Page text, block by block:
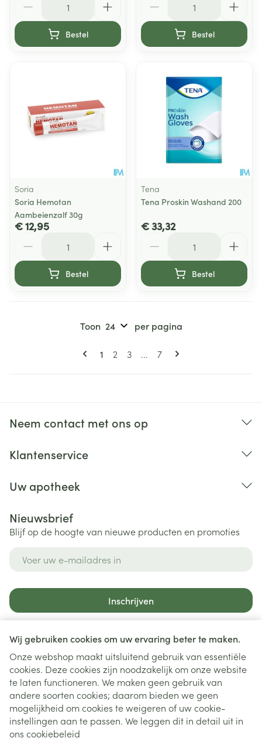
Wij gebruiken cookies om uw ervaring beter te maken.
Onze webshop maakt uitsluitend gebruik van essentiële
cookies. Deze cookies zijn noodzakelijk om onze website
te laten functioneren. We maken geen gebruik van
andere soorten cookies; daarom bieden we geen
mogelijkheid om cookies te weigeren of uw cookie-
instellingen aan te passen. We leggen dit in detail uit in
ons cookiebeleid
Bestel Bestel
Soria
Soria Hemotan
Aambeienzalf 30g
€ 12,95
Bestel
Tena
Tena Proskin Washand 200
€ 33,32
Bestel
Pagina's
U lees momenteel pagina
1 Pagina
2 Pagina
3 ... Pagina
7
Toon per pagina
Neem contact met ons op
Klantenservice
Uw apotheek
Nieuwsbrief
Blijf op de hoogte van nieuwe producten en promoties
Inschrijven
nieuwsbrief en gaat u akkoord met onzeprivacy policy.
Juridische links